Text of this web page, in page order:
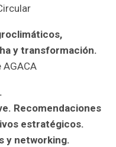
y transformación.
Recomendaciones
estratégicos.
y networking.